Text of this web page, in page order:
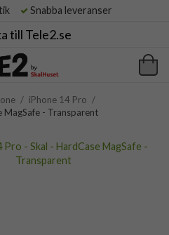
Snabba leveranser
till Tele2.se
/ iPhone 14 Pro /
MagSafe - Transparent